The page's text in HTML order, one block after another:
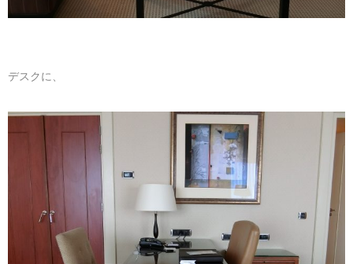
デスクに、